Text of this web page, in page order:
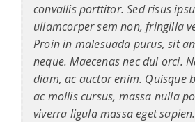
convallis porttitor. Sed risus
ullamcorper sem non, fringilla
Proin in malesuada purus, sit
neque. Maecenas nec dui orci.
diam, ac auctor enim. Quisque
ac mollis cursus, massa nulla
viverra ligula massa eget